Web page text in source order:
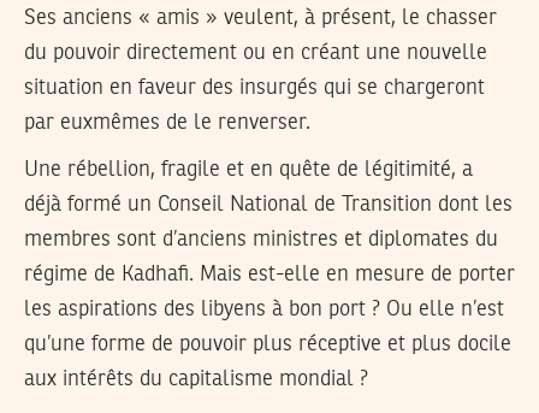
Ses anciens « amis » veulent, à présent, le chasser
du pouvoir directement ou en créant une nouvelle
situation en faveur des insurgés qui se chargeront
par euxmêmes de le renverser.
Une rébellion, fragile et en quête de légitimité, a
déjà formé un Conseil National de Transition dont les
membres sont d’anciens ministres et diplomates du
régime de Kadhafi. Mais est-elle en mesure de porter
les aspirations des libyens à bon port ? Ou elle n’est
qu’une forme de pouvoir plus réceptive et plus docile
aux intérêts du capitalisme mondial ?